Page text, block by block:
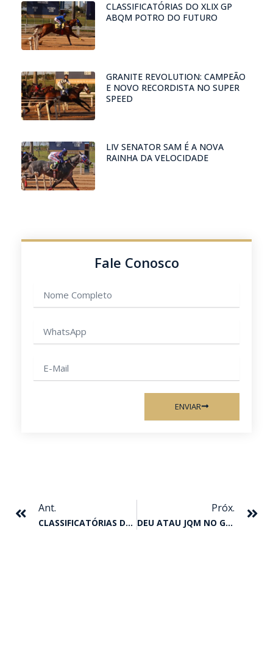
CLASSIFICATÓRIAS DO XLIX GP
ABQM POTRO DO FUTURO
GRANITE REVOLUTION: CAMPEÃO
E NOVO RECORDISTA NO SUPER
SPEED
LIV SENATOR SAM É A NOVA
RAINHA DA VELOCIDADE
Fale Conosco
completo
mail
ENVIAR
Ant.
CLASSIFICATÓRIAS DO GP TAÇA DE BRONZE
Próx.
DEU ATAU JQM NO GP SÃO PAULO – I TRÍPLICE COROA